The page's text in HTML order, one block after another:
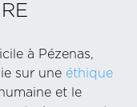
à Pézenas,
sur une éthique
et le